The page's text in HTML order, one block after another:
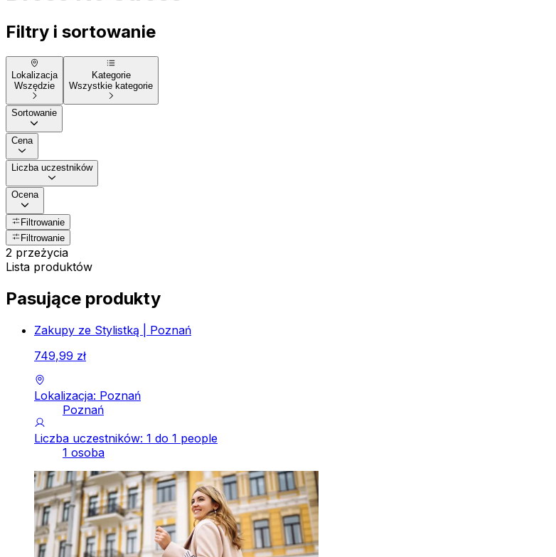
Filtry i sortowanie
Lokalizacja
Wszędzie
Kategorie
Wszystkie kategorie
Sortowanie
Cena
Liczba uczestników
Ocena
Filtrowanie
Filtrowanie
2 przeżycia
Lista produktów
Pasujące produkty
Zakupy ze Stylistką | Poznań
749,99 zł
Lokalizacja: Poznań
Poznań
Liczba uczestników: 1 do 1 people
1 osoba